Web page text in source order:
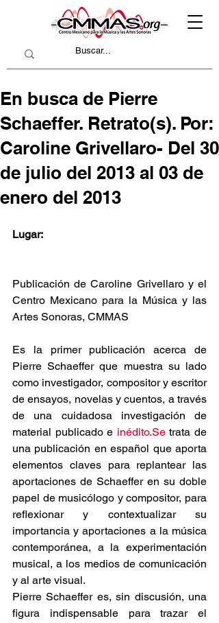
En busca de Pierre
Schaeffer. Retrato(s). Por:
Caroline Grivellaro- Del 30
de julio del 2013 al 03 de
enero del 2013
Lugar:
Publicación de Caroline Grivellaro y el
Centro Mexicano para la Música y las
Artes Sonoras, CMMAS
Es la primer publicación acerca de
Pierre Schaeffer que muestra su lado
como investigador, compositor y escritor
de ensayos, novelas y cuentos, a través
de una cuidadosa investigación de
material publicado e inédito.Se trata de
una publicación en español que aporta
elementos claves para replantear las
aportaciones de Schaeffer en su doble
papel de musicólogo y compositor, para
reflexionar y contextualizar su
importancia y aportaciones a la música
contemporánea, a la experimentación
musical, a los medios de comunicación
y al arte visual.
Pierre Schaeffer es, sin discusión, una
figura indispensable para trazar el